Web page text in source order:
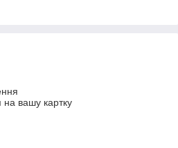
на вашу картку